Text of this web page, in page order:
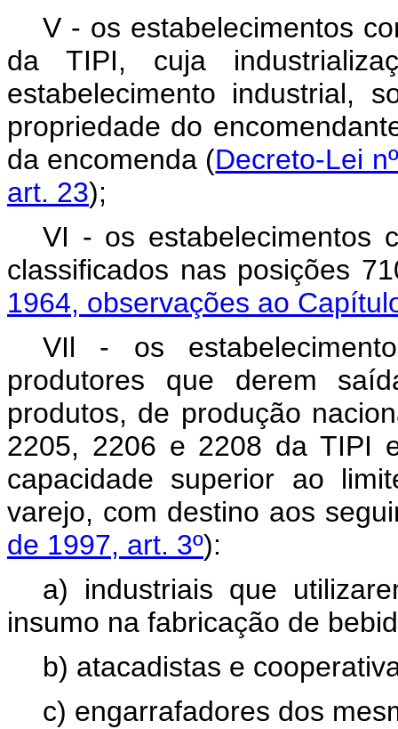
V - os estabelecimentos
da TIPI, cuja
estabelecimento industrial,
propriedade do
da encomenda (Decreto-Lei
art. 23);
VI - os estabelecimentos
classificados nas posições
1964, observações ao
VIl - os
produtores que derem
produtos, de produção
2205, 2206 e 2208 da TIPI
capacidade superior ao
varejo, com destino aos
de 1997, art. 3º):
a) industriais que
insumo na fabricação de
b) atacadistas e
c) engarrafadores dos